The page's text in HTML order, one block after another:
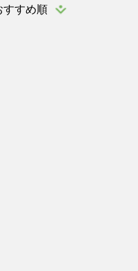
すすめ順